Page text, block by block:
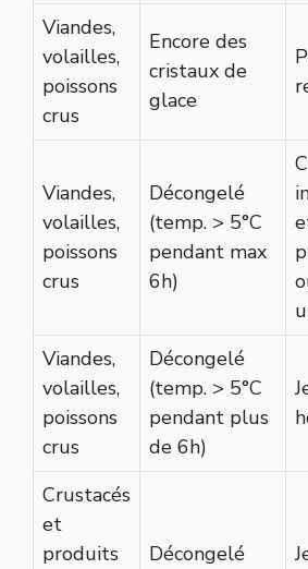
Viandes,
volailles,
poissons
crus
Encore des
cristaux de
glace
Viandes,
volailles,
poissons
crus
Décongelé
(temp. > 5°C
pendant max
6h)
Viandes,
volailles,
poissons
crus
Décongelé
(temp. > 5°C
pendant plus
de 6h)
Crustacés
et
produits
Décongelé